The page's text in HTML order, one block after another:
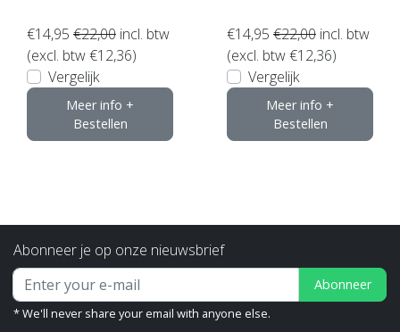
€14,95 €22,00 incl. btw
(excl. btw €12,36)
Vergelijk
Meer info +
Bestellen
€14,95 €22,00 incl. btw
(excl. btw €12,36)
Vergelijk
Meer info +
Bestellen
Abonneer je op onze nieuwsbrief
Abonneer
* We'll never share your email with anyone else.